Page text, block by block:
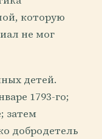
которую
не мог
детей.
1793-го;
затем
добродетель